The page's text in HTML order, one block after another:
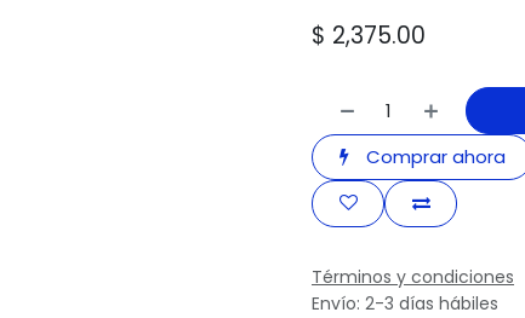
$ 2,375.00
Comprar ahora
Términos y condiciones
Envío: 2-3 días hábiles